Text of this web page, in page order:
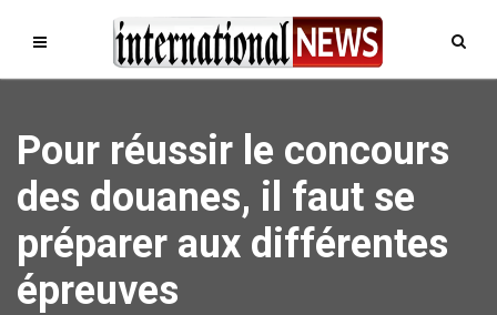
Pour réussir le concours
des douanes, il faut se
préparer aux différentes
épreuves